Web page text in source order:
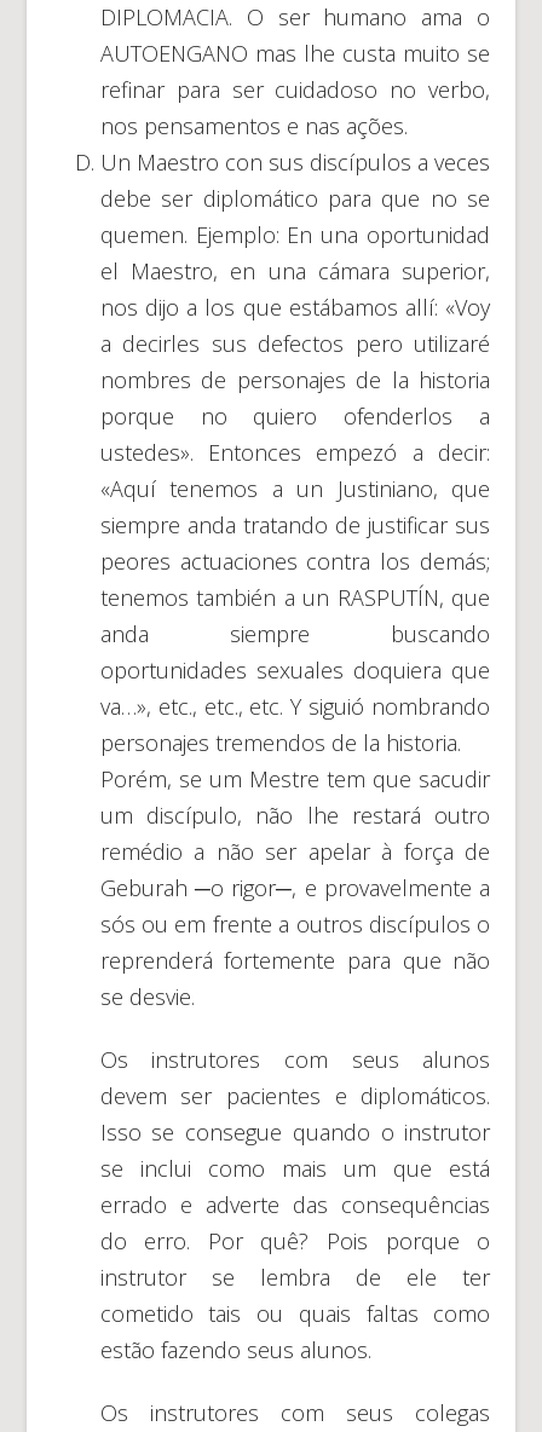
DIPLOMACIA. O ser humano ama o
AUTOENGANO mas lhe custa muito se
refinar para ser cuidadoso no verbo,
nos pensamentos e nas ações.
Un Maestro con sus discípulos a veces
debe ser diplomático para que no se
quemen. Ejemplo: En una oportunidad
el Maestro, en una cámara superior,
nos dijo a los que estábamos allí: «Voy
a decirles sus defectos pero utilizaré
nombres de personajes de la historia
porque no quiero ofenderlos a
ustedes». Entonces empezó a decir:
«Aquí tenemos a un Justiniano, que
siempre anda tratando de justificar sus
peores actuaciones contra los demás;
tenemos también a un RASPUTÍN, que
anda siempre buscando
oportunidades sexuales doquiera que
va…», etc., etc., etc. Y siguió nombrando
personajes tremendos de la historia.
Porém, se um Mestre tem que sacudir
um discípulo, não lhe restará outro
remédio a não ser apelar à força de
Geburah ─o rigor─, e provavelmente a
sós ou em frente a outros discípulos o
reprenderá fortemente para que não
se desvie.
Os instrutores com seus alunos
devem ser pacientes e diplomáticos.
Isso se consegue quando o instrutor
se inclui como mais um que está
errado e adverte das consequências
do erro. Por quê? Pois porque o
instrutor se lembra de ele ter
cometido tais ou quais faltas como
estão fazendo seus alunos.
Os instrutores com seus colegas